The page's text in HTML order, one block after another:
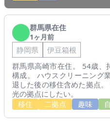
群馬県在住
1ヶ月前
静岡県
伊豆箱根
群馬県高崎市在住。 54歳、
構成。 ハウスクリーニング
退した後の移住含めた拠点
光の拠点にしたい。
移住
二拠点 趣味